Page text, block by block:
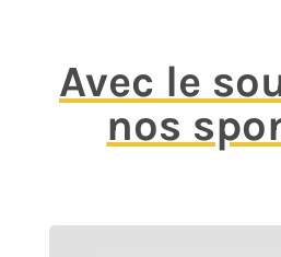
Avec le
nos